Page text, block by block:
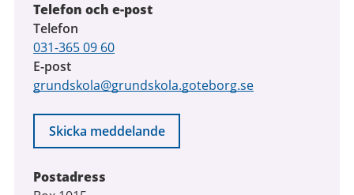
Telefon och e-post
Telefon
031-365 09 60
E-post
grundskola@grundskola.goteborg.se
Skicka meddelande
Postadress